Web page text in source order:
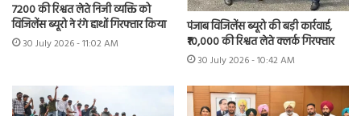
7200 की रिश्वत लेते निजी व्यक्ति को
विजिलेंस ब्यूरो ने रंगे हाथों गिरफ्तार किया
30 July 2026 - 11:02 AM
पंजाब विजिलेंस ब्यूरो की बड़ी कार्रवाई,
₹10,000 की रिश्वत लेते क्लर्क गिरफ्तार
30 July 2026 - 10:42 AM